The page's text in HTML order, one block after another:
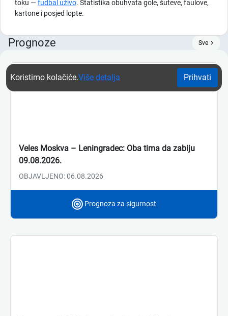
toku —fudbal uživo. Statistika obuhvata gole, šuteve, faulove,
kartone i posjed lopte.
Prognoze Sve
Veles Moskva – Leningradec: Oba tima da zabiju
09.08.2026.
OBJAVLJENO: 06.08.2026
Prognoza za sigurnost
Koristimo kolačiće.Više detalja Prihvati